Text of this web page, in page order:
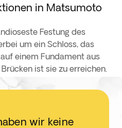
in Matsumoto
Festung des
um ein Schloss, das
einem Fundament aus
ist sie zu erreichen.
wir keine